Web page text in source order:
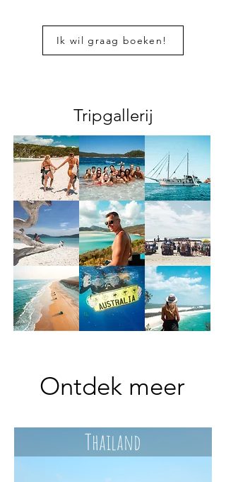
Ik wil graag boeken!
Tripgallerij
Ontdek meer
Thailand